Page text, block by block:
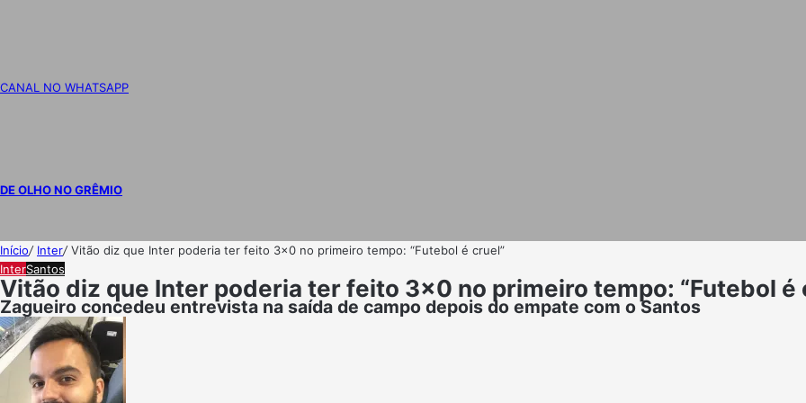
CANAL NO WHATSAPP
DE OLHO NO GRÊMIO
Início/ Inter/Vitão diz que Inter poderia ter feito 3×0 no primeiro tempo: “Futebol é cruel”
InterSantos
Vitão diz que Inter poderia ter feito 3×0 no primeiro tempo: “Futebol é
Zagueiro concedeu entrevista na saída de campo depois do empate com o Santos